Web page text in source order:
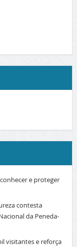
e proteger
contesta
da Peneda-
visitantes e reforça